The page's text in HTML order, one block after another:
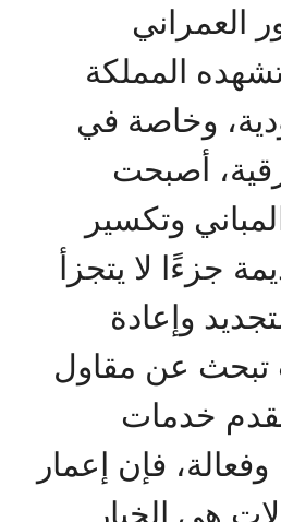
العمراني
المملكة
وخاصة في
أصبحت
وتكسير
جزءًا لا يتجزأ
وإعادة
تبحث عن مقاول
خدمات
فإن إعمار
هي الخيار